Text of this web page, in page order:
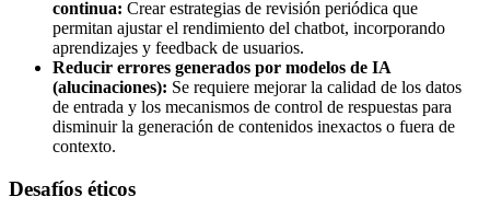
continua: Crear estrategias de revisión periódica que
permitan ajustar el rendimiento del chatbot, incorporando
aprendizajes y feedback de usuarios.
Reducir errores generados por modelos de IA
(alucinaciones): Se requiere mejorar la calidad de los datos
de entrada y los mecanismos de control de respuestas para
disminuir la generación de contenidos inexactos o fuera de
contexto.
Desafíos éticos